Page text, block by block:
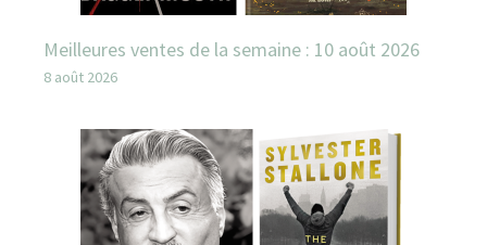
Meilleures ventes de la semaine : 10 août 2026
8 août 2026